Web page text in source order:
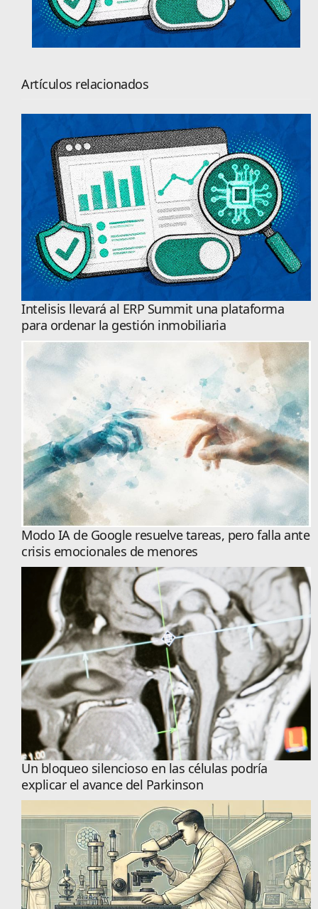
Artículos relacionados
Intelisis llevará al ERP Summit una plataforma
para ordenar la gestión inmobiliaria
Modo IA de Google resuelve tareas, pero falla ante
crisis emocionales de menores
Un bloqueo silencioso en las células podría
explicar el avance del Parkinson